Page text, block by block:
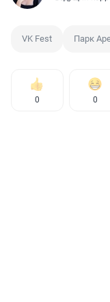
VK Fest Парк
0 0